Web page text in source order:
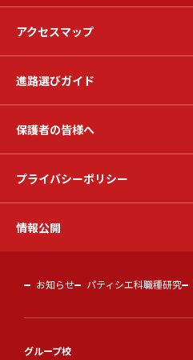
アクセスマップ
進路選びガイド
保護者の皆様へ
プライバシーポリシー
情報公開
お知らせ パティシエ科職種研究
グループ校